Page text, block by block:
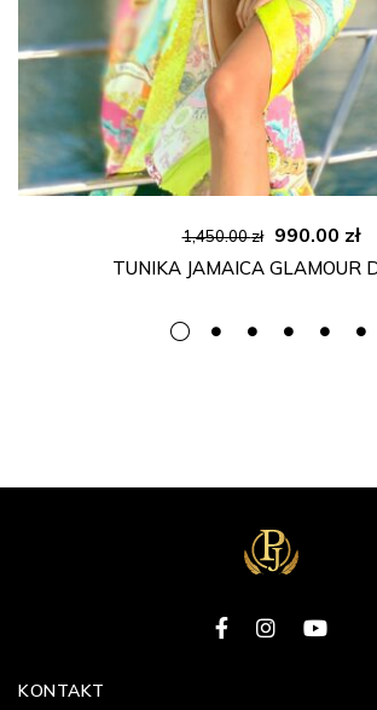
1,450.00zł
Pierwotna
cena
1,450.00 zł.
990.00 zł
TUNIKA JAMAICA GLAMOUR
KONTAKT